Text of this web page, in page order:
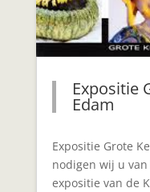
Expositie
Edam
Expositie Grote
nodigen wij u
expositie van de